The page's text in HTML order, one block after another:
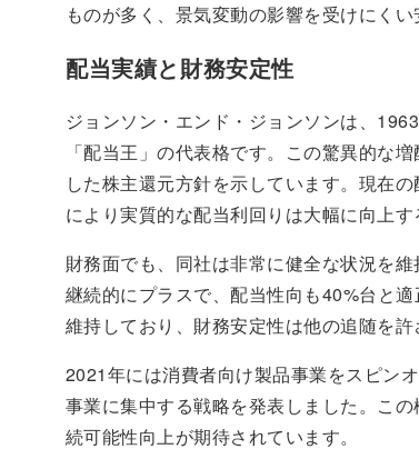
ものが多く、景気変動の影響を受けにくい
配当実績と財務安定性
ジョンソン・エンド・ジョンソンは、
「配当王」の代表格です。この驚異的な
した株主還元方針を示しています。現在
により実質的な配当利回りは大幅に向上す
財務面でも、同社は非常に健全な状況を
継続的にプラスで、配当性向も40%台と
維持しており、財務安定性は他の追随を許
2021年には消費者向け製品事業をスピン
事業に集中する戦略を発表しました。こ
続可能性向上が期待されています。